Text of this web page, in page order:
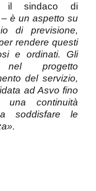
sindaco di
è un aspetto su
di previsione,
rendere questi
e ordinati. Gli
nel progetto
del servizio,
ad Asvo fino
continuità
soddisfare le